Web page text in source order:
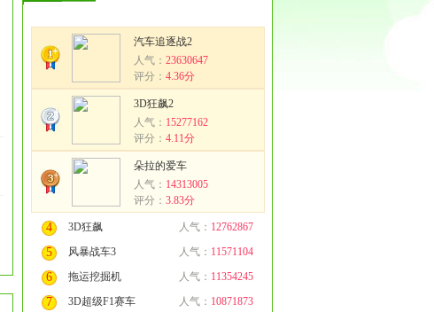
汽车追逐战2
人气： 23630647
评分： 4.36分
3D狂飙2
人气： 15277162
评分： 4.11分
朵拉的爱车
人气： 14313005
评分： 3.83分
4 3D狂飙 人气： 12762867
5 风暴战车3 人气： 11571104
6 拖运挖掘机 人气： 11354245
7 3D超级F1赛车 人气： 10871873